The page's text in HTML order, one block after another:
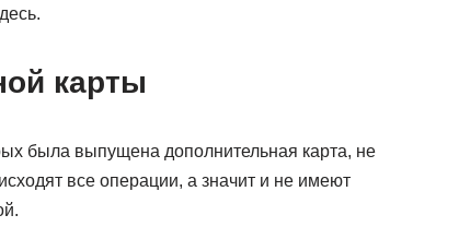
карты
была выпущена дополнительная карта, не
все операции, а значит и не имеют